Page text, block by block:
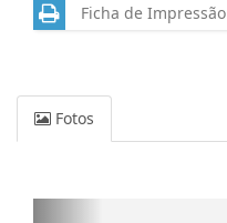
Ficha de Impressão
Fotos